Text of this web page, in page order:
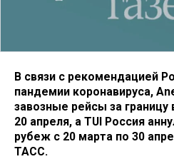
В связи с рекомендацией
пандемии коронавируса,
завозные рейсы за границу
20 апреля, а TUI Россия
рубеж с 20 марта по 30
ТАСС.